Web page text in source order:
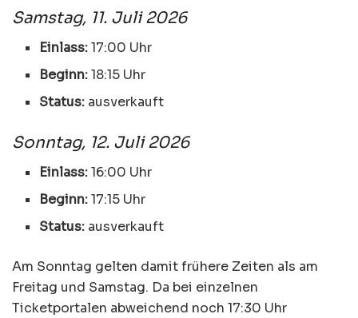
Samstag, 11. Juli 2026
Einlass:17:00 Uhr
Beginn:18:15 Uhr
Status: ausverkauft
Sonntag, 12. Juli 2026
Einlass:16:00 Uhr
Beginn:17:15 Uhr
Status: ausverkauft
Am Sonntag gelten damit frühere Zeiten als am
Freitag und Samstag. Da bei einzelnen
Ticketportalen abweichend noch 17:30 Uhr